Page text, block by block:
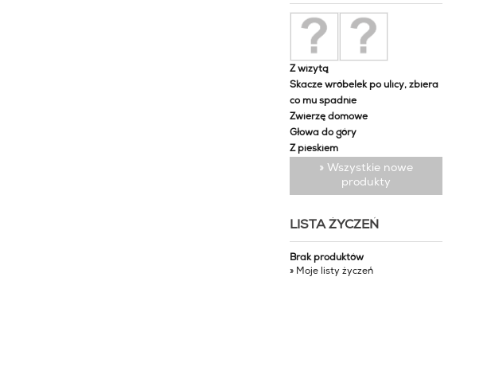
Z wizytą
Skacze wróbelek po ulicy, zbiera
co mu spadnie
Zwierzę domowe
Głowa do góry
Z pieskiem
» Wszystkie nowe
produkty
LISTA ŻYCZEŃ
Brak produktów
» Moje listy życzeń